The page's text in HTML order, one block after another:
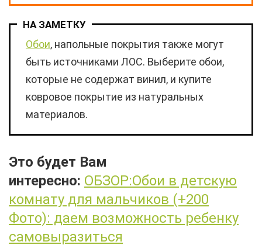
НА ЗАМЕТКУ
Обои, напольные покрытия также могут
быть источниками ЛОС. Выберите обои,
которые не содержат винил, и купите
ковровое покрытие из натуральных
материалов.
Это будет Вам
интересно: ОБЗОР:Обои в детскую
комнату для мальчиков (+200
Фото): даем возможность ребенку
самовыразиться